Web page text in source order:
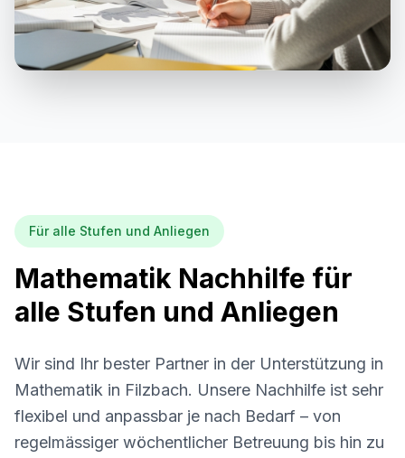
Für alle Stufen und Anliegen
Mathematik Nachhilfe für
alle Stufen und Anliegen
Wir sind Ihr bester Partner in der Unterstützung in
Mathematik in Filzbach. Unsere Nachhilfe ist sehr
flexibel und anpassbar je nach Bedarf – von
regelmässiger wöchentlicher Betreuung bis hin zu